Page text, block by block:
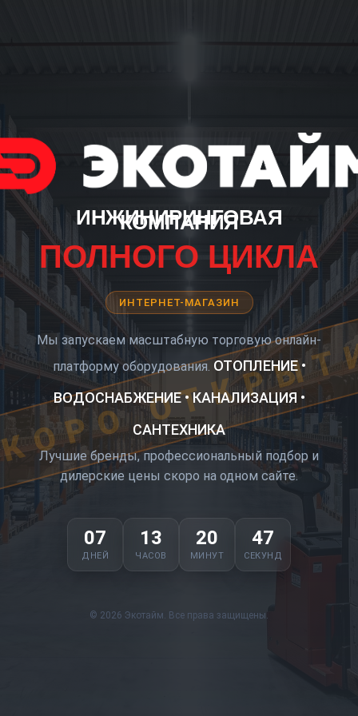
ИНЖИНИРИНГОВАЯ
КОМПАНИЯ
ПОЛНОГО ЦИКЛА
ИНТЕРНЕТ-МАГАЗИН
Мы запускаем масштабную торговую онлайн-
платформу оборудования. ОТОПЛЕНИЕ •
ВОДОСНАБЖЕНИЕ • КАНАЛИЗАЦИЯ •
САНТЕХНИКА
Лучшие бренды, профессиональный подбор и
дилерские цены скоро на одном сайте.
07
ДНЕЙ
13
ЧАСОВ
20
МИНУТ
47
СЕКУНД
© 2026 Экотайм. Все права защищены.